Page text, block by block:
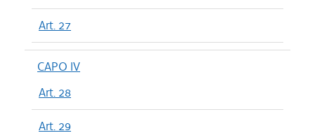
Art. 27
CAPO IV
Art. 28
Art. 29